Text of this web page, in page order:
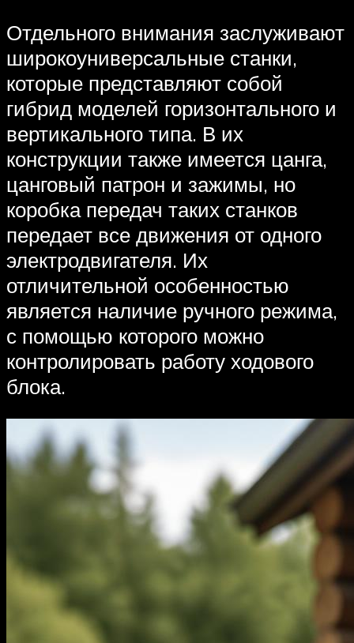
Отдельного внимания заслуживают
широкоуниверсальные станки,
которые представляют собой
гибрид моделей горизонтального и
вертикального типа. В их
конструкции также имеется цанга,
цанговый патрон и зажимы, но
коробка передач таких станков
передает все движения от одного
электродвигателя. Их
отличительной особенностью
является наличие ручного режима,
с помощью которого можно
контролировать работу ходового
блока.